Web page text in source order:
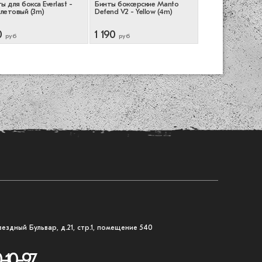
для бокса Everlast -
(3m)
руб
Бинты боксерские Manto
Defend V2 - Yellow (4m)
1 190 руб
Боксерские
Challenger 3.0 -
7 490 руб
Бульвар, д.21, стр.1, помещение 540